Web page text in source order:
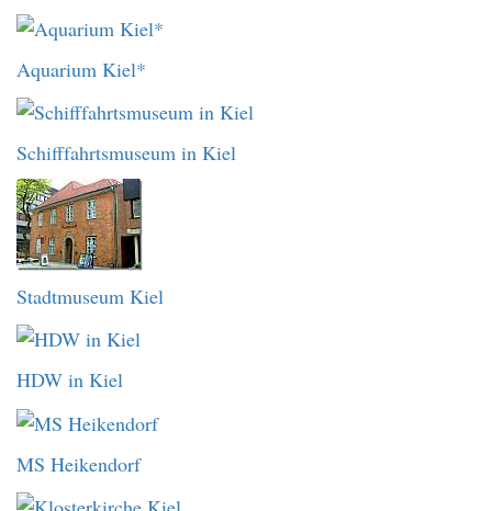
Aquarium Kiel*
Schifffahrtsmuseum in Kiel
Stadtmuseum Kiel
HDW in Kiel
MS Heikendorf